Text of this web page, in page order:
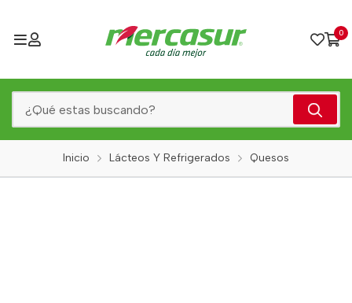
0
Inicio Lácteos Y Refrigerados Quesos